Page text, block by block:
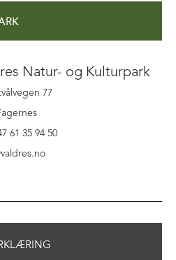
Natur- og Kulturpark
77
61 35 94 50